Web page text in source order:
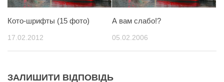
Кото-шрифты (15 фото)
17.02.2012
А вам слабо!?
05.02.2006
ЗАЛИШИТИ ВІДПОВІДЬ